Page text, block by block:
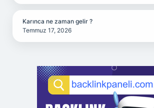
Karınca ne zaman gelir ?
Temmuz 17, 2026